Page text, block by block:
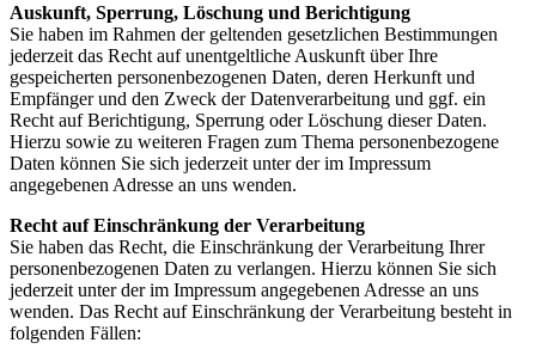
Auskunft, Sperrung, Löschung und Berichtigung
Sie haben im Rahmen der geltenden gesetzlichen Bestimmungen
jederzeit das Recht auf unentgeltliche Auskunft über Ihre
gespeicherten personenbezogenen Daten, deren Herkunft und
Empfänger und den Zweck der Datenverarbeitung und ggf. ein
Recht auf Berichtigung, Sperrung oder Löschung dieser Daten.
Hierzu sowie zu weiteren Fragen zum Thema personenbezogene
Daten können Sie sich jederzeit unter der im Impressum
angegebenen Adresse an uns wenden.
Recht auf Einschränkung der Verarbeitung
Sie haben das Recht, die Einschränkung der Verarbeitung Ihrer
personenbezogenen Daten zu verlangen. Hierzu können Sie sich
jederzeit unter der im Impressum angegebenen Adresse an uns
wenden. Das Recht auf Einschränkung der Verarbeitung besteht in
folgenden Fällen: